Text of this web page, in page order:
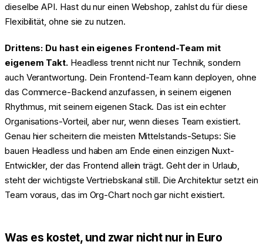
dieselbe API. Hast du nur einen Webshop, zahlst du für diese
Flexibilität, ohne sie zu nutzen.
Drittens: Du hast ein eigenes Frontend-Team mit
eigenem Takt. Headless trennt nicht nur Technik, sondern
auch Verantwortung. Dein Frontend-Team kann deployen, ohne
das Commerce-Backend anzufassen, in seinem eigenen
Rhythmus, mit seinem eigenen Stack. Das ist ein echter
Organisations-Vorteil, aber nur, wenn dieses Team existiert.
Genau hier scheitern die meisten Mittelstands-Setups: Sie
bauen Headless und haben am Ende einen einzigen Nuxt-
Entwickler, der das Frontend allein trägt. Geht der in Urlaub,
steht der wichtigste Vertriebskanal still. Die Architektur setzt ein
Team voraus, das im Org-Chart noch gar nicht existiert.
Was es kostet, und zwar nicht nur in Euro